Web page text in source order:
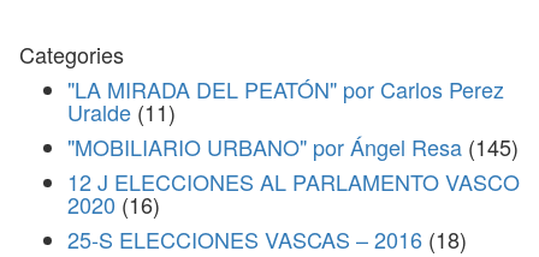
Categories
"LA MIRADA DEL PEATÓN" por Carlos Perez
Uralde (11)
"MOBILIARIO URBANO" por Ángel Resa (145)
12 J ELECCIONES AL PARLAMENTO VASCO
2020 (16)
25-S ELECCIONES VASCAS – 2016 (18)